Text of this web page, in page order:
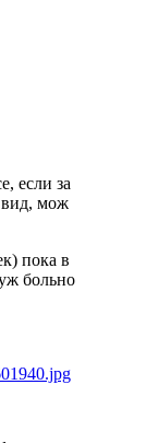
если за
мож
пока в
больно